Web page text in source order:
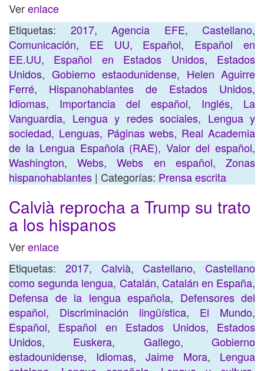
Verenlace
Etiquetas: 2017, Agencia EFE, Castellano,
Comunicación, EE UU, Español, Español en
EE.UU, Español en Estados Unidos, Estados
Unidos, Gobierno estaodunidense, Helen Aguirre
Ferré, Hispanohablantes de Estados Unidos,
Idiomas, Importancia del español, Inglés, La
Vanguardia, Lengua y redes sociales, Lengua y
sociedad, Lenguas, Páginas webs, Real Academia
de la Lengua Española (RAE),Valor del español,
Washington,Webs,Webs en español,Zonas
hispanohablantes | Categorías: Prensa escrita
Calvià reprocha a Trump su trato
a los hispanos
Verenlace
Etiquetas: 2017, Calvià,Castellano, Castellano
como segunda lengua, Catalán, Catalán en España,
Defensa de la lengua española, Defensores del
español, Discriminación lingüística, El Mundo,
Español, Español en Estados Unidos, Estados
Unidos, Euskera, Gallego,Gobierno
estadounidense, Idiomas, Jaime Mora, Lengua